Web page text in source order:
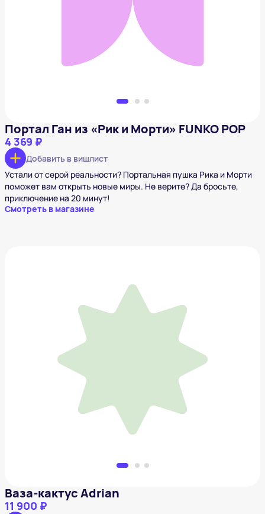
4 369 ₽
Добавить в вишлист
Портал Ган из «Рик и Морти» FUNKO POP
4 369 ₽
Добавить в вишлист
Устали от серой реальности? Портальная пушка Рика и Морти
поможет вам открыть новые миры. Не верите? Да бросьте,
приключение на 20 минут!
Смотреть в магазине
Ваза-кактус Adrian
11 900 ₽